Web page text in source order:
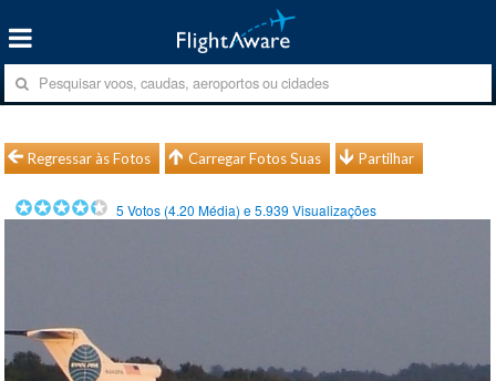
Regressar às Fotos Carregar Fotos Suas Partilhar
5 Votos (4.20 Média) e5.939 Visualizações